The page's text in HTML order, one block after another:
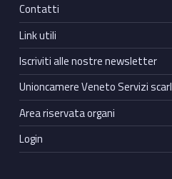
Contatti
Link utili
Iscriviti alle nostre newsletter
Unioncamere Veneto Servizi scarl
Area riservata organi
Login